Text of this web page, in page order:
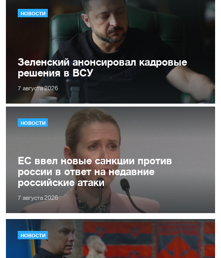
НОВОСТИ
Зеленский анонсировал кадровые
решения в ВСУ
7 августа 2026
НОВОСТИ
ЕС ввел новые санкции против
россии в ответ на недавние
российские атаки
7 августа 2026
НОВОСТИ